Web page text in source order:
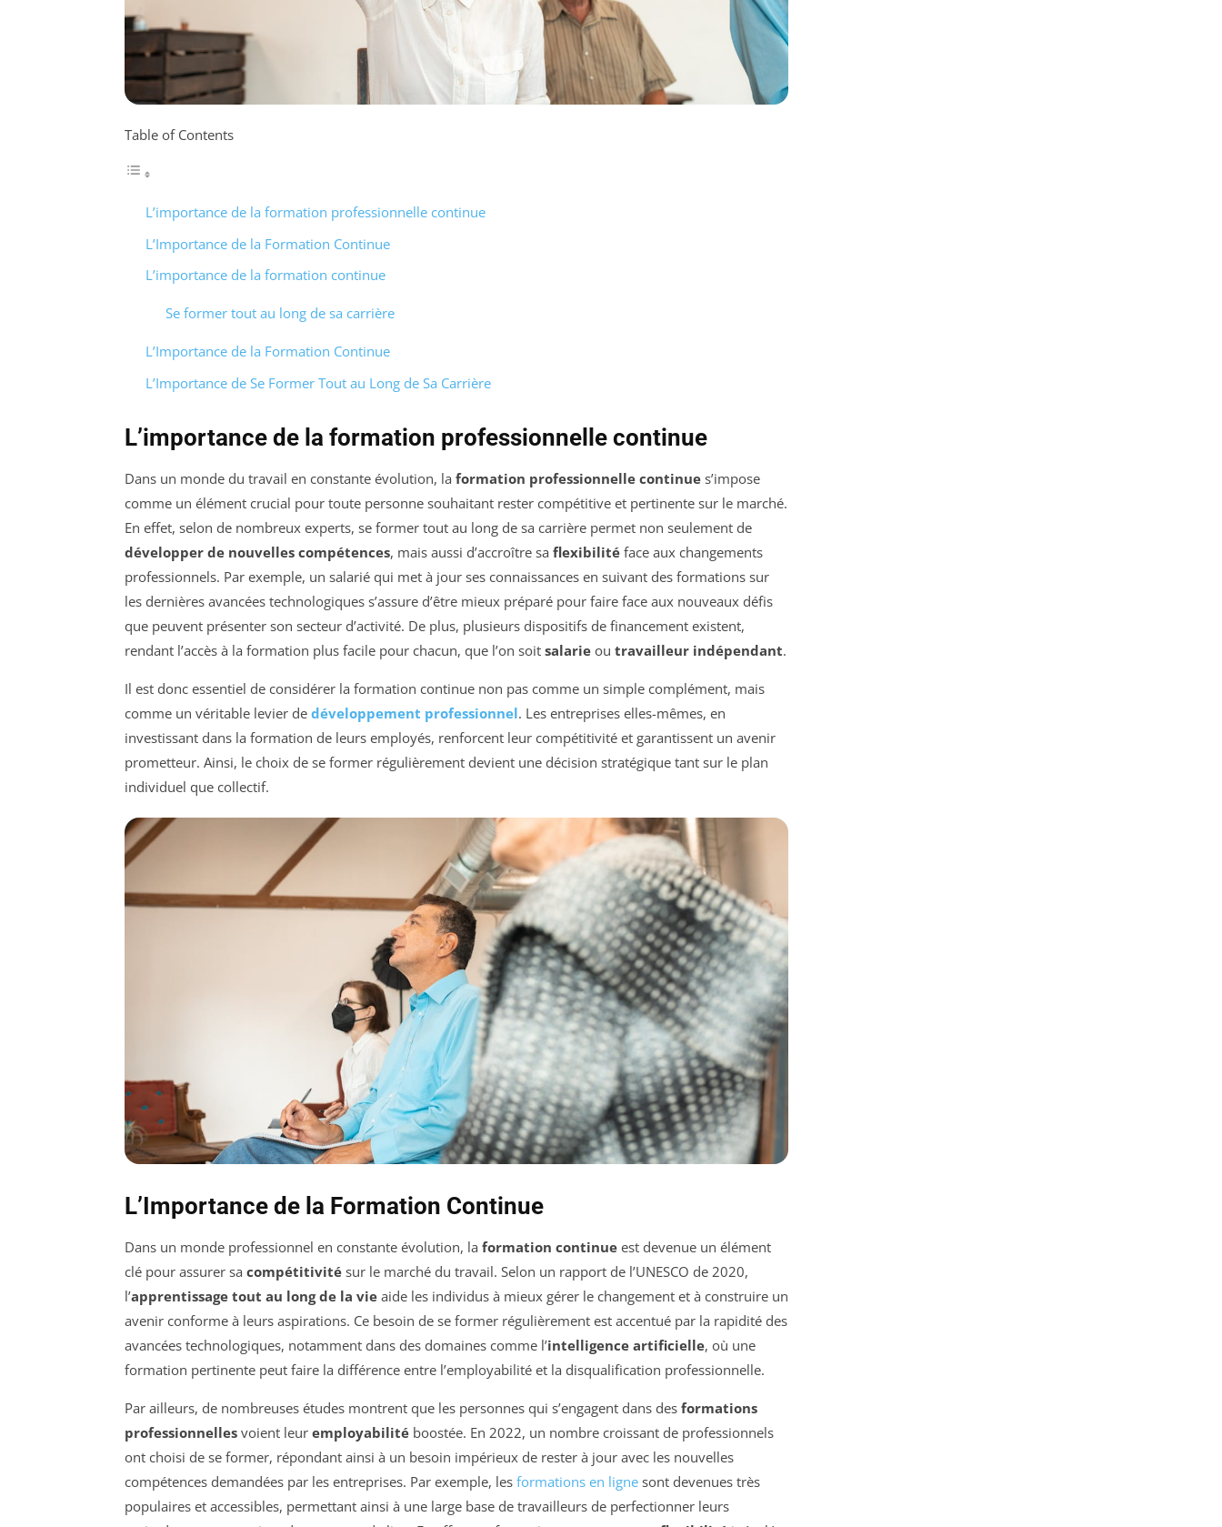
Table of Contents
L’importance de la formation professionnelle continue
L’Importance de la Formation Continue
L’importance de la formation continue
Se former tout au long de sa carrière
L’Importance de la Formation Continue
L’Importance de Se Former Tout au Long de Sa Carrière
L’importance de la formation professionnelle continue
Dans un monde du travail en constante évolution, la formation professionnelle continue s’impose
comme un élément crucial pour toute personne souhaitant rester compétitive et pertinente sur le marché.
En effet, selon de nombreux experts, se former tout au long de sa carrière permet non seulement de
développer de nouvelles compétences, mais aussi d’accroître sa flexibilité face aux changements
professionnels. Par exemple, un salarié qui met à jour ses connaissances en suivant des formations sur
les dernières avancées technologiques s’assure d’être mieux préparé pour faire face aux nouveaux défis
que peuvent présenter son secteur d’activité. De plus, plusieurs dispositifs de financement existent,
rendant l’accès à la formation plus facile pour chacun, que l’on soit salarie ou travailleur indépendant.
Il est donc essentiel de considérer la formation continue non pas comme un simple complément, mais
comme un véritable levier de développement professionnel. Les entreprises elles-mêmes, en
investissant dans la formation de leurs employés, renforcent leur compétitivité et garantissent un avenir
prometteur. Ainsi, le choix de se former régulièrement devient une décision stratégique tant sur le plan
individuel que collectif.
L’Importance de la Formation Continue
Dans un monde professionnel en constante évolution, la formation continue est devenue un élément
clé pour assurer sa compétitivité sur le marché du travail. Selon un rapport de l’UNESCO de 2020,
l’apprentissage tout au long de la vie aide les individus à mieux gérer le changement et à construire un
avenir conforme à leurs aspirations. Ce besoin de se former régulièrement est accentué par la rapidité des
avancées technologiques, notamment dans des domaines comme l’intelligence artificielle, où une
formation pertinente peut faire la différence entre l’employabilité et la disqualification professionnelle.
Par ailleurs, de nombreuses études montrent que les personnes qui s’engagent dans des formations
professionnelles voient leur employabilité boostée. En 2022, un nombre croissant de professionnels
ont choisi de se former, répondant ainsi à un besoin impérieux de rester à jour avec les nouvelles
compétences demandées par les entreprises. Par exemple, les formations en ligne sont devenues très
populaires et accessibles, permettant ainsi à une large base de travailleurs de perfectionner leurs